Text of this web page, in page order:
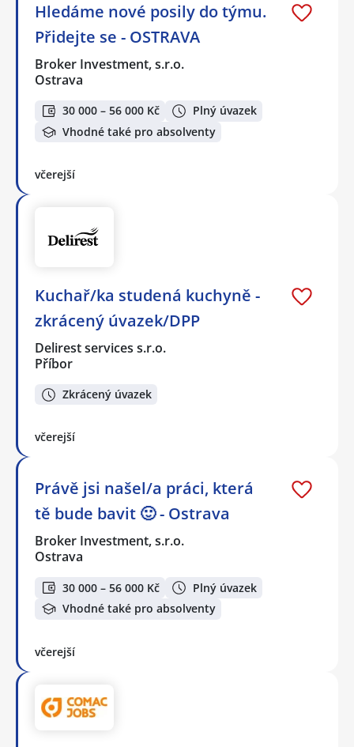
Hledáme nové posily do týmu.
Přidejte se - OSTRAVA
Broker Investment, s.r.o.
Ostrava
30 000 – 56 000 Kč
Plný úvazek
Vhodné také pro absolventy
včerejší
Kuchař/ka studená kuchyně -
zkrácený úvazek/DPP
Delirest services s.r.o.
Příbor
Zkrácený úvazek
včerejší
Právě jsi našel/a práci, která
tě bude bavit 🙂 - Ostrava
Broker Investment, s.r.o.
Ostrava
30 000 – 56 000 Kč
Plný úvazek
Vhodné také pro absolventy
včerejší